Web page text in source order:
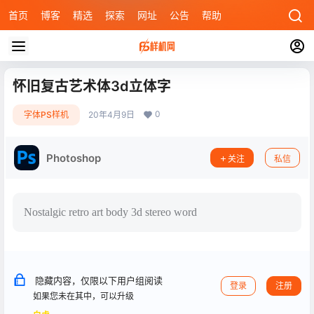
首页 博客 精选 探索 网址 公告 帮助
怀旧复古艺术体3d立体字
字体PS样机 20年4月9日 0
Photoshop 关注 私信
Nostalgic retro art body 3d stereo word
隐藏内容，仅限以下用户组阅读
如果您未在其中，可以升级
登录 注册